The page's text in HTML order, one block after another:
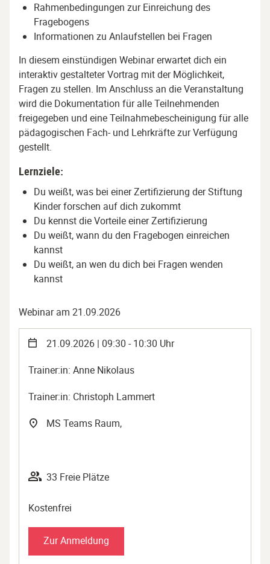
Rahmenbedingungen zur Einreichung des
Fragebogens
Informationen zu Anlaufstellen bei Fragen
In diesem einstündigen Webinar erwartet dich ein
interaktiv gestalteter Vortrag mit der Möglichkeit,
Fragen zu stellen. Im Anschluss an die Veranstaltung
wird die Dokumentation für alle Teilnehmenden
freigegeben und eine Teilnahmebescheinigung für alle
pädagogischen Fach- und Lehrkräfte zur Verfügung
gestellt.
Lernziele:
Du weißt, was bei einer Zertifizierung der Stiftung
Kinder forschen auf dich zukommt
Du kennst die Vorteile einer Zertifizierung
Du weißt, wann du den Fragebogen einreichen
kannst
Du weißt, an wen du dich bei Fragen wenden
kannst
Webinar am 21.09.2026
21.09.2026 | 09:30 - 10:30 Uhr
Trainer:in: Anne Nikolaus
Trainer:in: Christoph Lammert
MS Teams Raum,
33 Freie Plätze
Kostenfrei
Zur Anmeldung